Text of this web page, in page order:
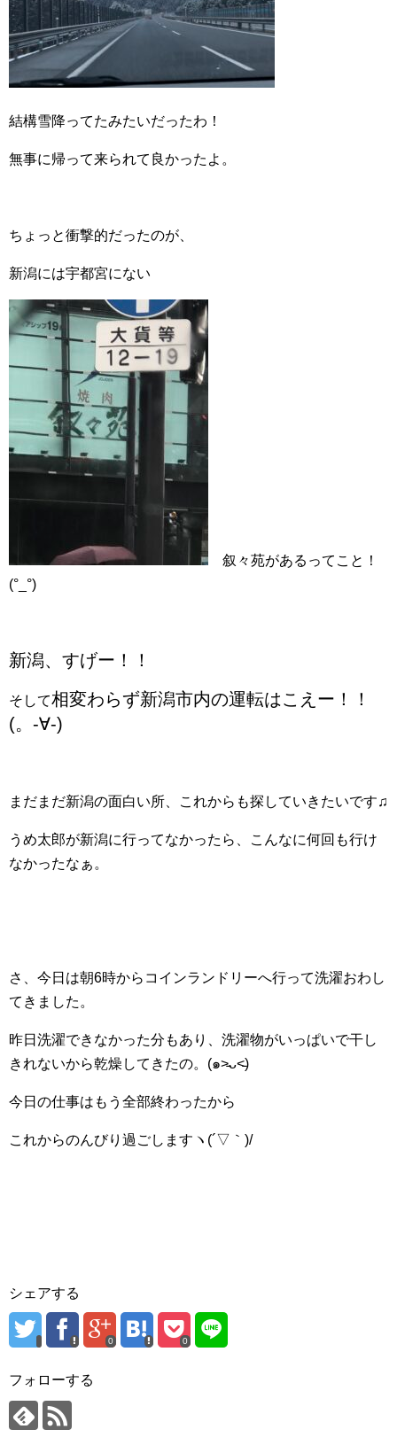
結構雪降ってたみたいだったわ！
無事に帰って来られて良かったよ。
ちょっと衝撃的だったのが、
新潟には宇都宮にない
叙々苑があるってこと！
(°_°)
新潟、すげー！！
そして相変わらず新潟市内の運転はこえー！！
(。-∀-)
まだまだ新潟の面白い所、これからも探していきたいです♫
うめ太郎が新潟に行ってなかったら、こんなに何回も行け
なかったなぁ。
さ、今日は朝6時からコインランドリーへ行って洗濯おわし
てきました。
昨日洗濯できなかった分もあり、洗濯物がいっぱいで干し
きれないから乾燥してきたの。(๑˃̵ᴗ˂̵)
今日の仕事はもう全部終わったから
これからのんびり過ごしますヽ(´▽｀)/
シェアする
0 0
フォローする